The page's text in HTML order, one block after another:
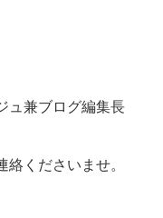
編集長
くださいませ。